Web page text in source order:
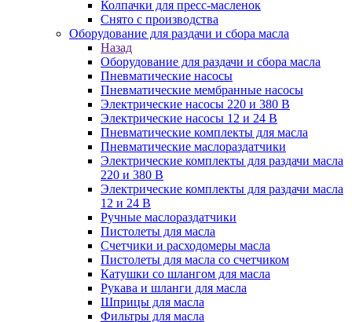
Колпачки для пресс-масленок
Снято с производства
Оборудование для раздачи и сбора масла
Назад
Оборудование для раздачи и сбора масла
Пневматические насосы
Пневматические мембранные насосы
Электрические насосы 220 и 380 В
Электрические насосы 12 и 24 В
Пневматические комплекты для масла
Пневматические маслораздатчики
Электрические комплекты для раздачи масла
220 и 380 В
Электрические комплекты для раздачи масла
12 и 24 В
Ручные маслораздатчики
Пистолеты для масла
Счетчики и расходомеры масла
Пистолеты для масла со счетчиком
Катушки со шлангом для масла
Рукава и шланги для масла
Шприцы для масла
Фильтры для масла